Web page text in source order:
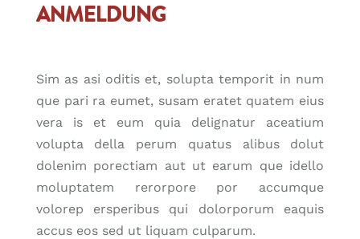
ANMELDUNG
Sim as asi oditis et, solupta temporit in num
que pari ra eumet, susam eratet quatem eius
vera is et eum quia delignatur aceatium
volupta della perum quatus alibus dolut
dolenim porectiam aut ut earum que idello
moluptatem rerorpore por accumque
volorep ersperibus qui dolorporum eaquis
accus eos sed ut liquam culparum.